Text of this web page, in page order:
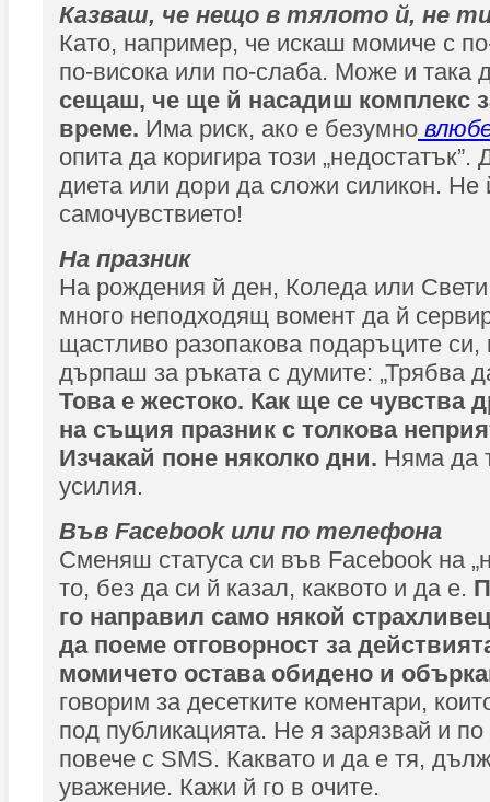
Казваш, че нещо в тялото й, не ти
Като, например, че искаш момиче с
по-висока или по-слаба. Може и така
сещаш, че ще й насадиш комплекс
време. Има риск, ако е безумно
опита да коригира този
диета или дори да сложи силикон. Не
самочувствието!
На празник
На рождения й ден, Коледа или
много неподходящ вомент да й
щастливо разопакова подаръците си,
дърпаш за ръката с думите: „Трябва
Това е жестоко. Как ще се чувства
на същия празник с толкова
Изчакай поне няколко дни. Няма да
усилия.
Във Facebook или пo телефона
Сменяш статуса си във Facebook на
то, без да си й казал, каквото и да е.
го направил само някой
да поеме отговорност за
момичето остава обидено и
говорим за десетките коментари,
под публикацията. Не я зарязвай и
повече с SMS. Каквато и да е тя,
уважение. Кажи й го в очите.